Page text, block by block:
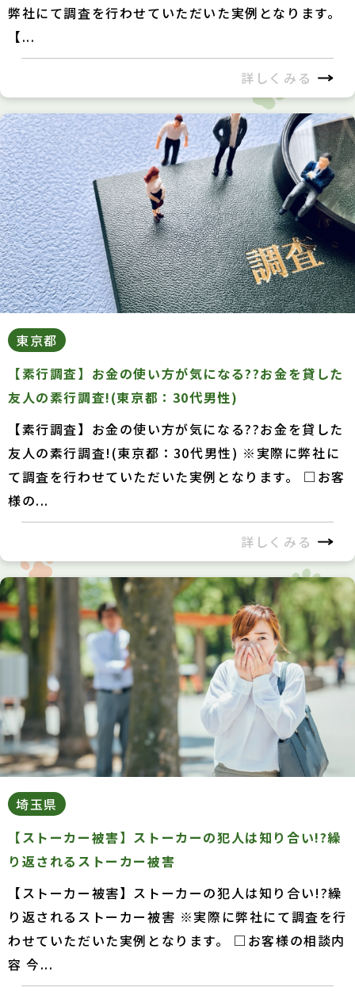
弊社にて調査を行わせていただいた実例となります。
【...
詳しくみる
東京都
【素行調査】お金の使い方が気になる??お金を貸した
友人の素行調査!(東京都：30代男性)
【素行調査】お金の使い方が気になる??お金を貸した
友人の素行調査!(東京都：30代男性) ※実際に弊社に
て調査を行わせていただいた実例となります。 □お客
様の...
詳しくみる
埼玉県
【ストーカー被害】ストーカーの犯人は知り合い!?繰
り返されるストーカー被害
【ストーカー被害】ストーカーの犯人は知り合い!?繰
り返されるストーカー被害 ※実際に弊社にて調査を行
わせていただいた実例となります。 □お客様の相談内
容 今...